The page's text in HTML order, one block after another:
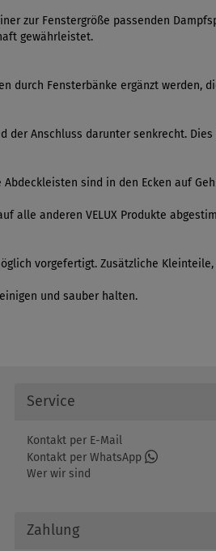
zur Fenstergröße passenden
gewährleistet.
durch Fensterbänke ergänzt werden,
der Anschluss darunter senkrecht.
sind in den Ecken auf
alle anderen VELUX Produkte
vorgefertigt. Zusätzliche
und sauber halten.
Service
Kontakt per E-Mail
Kontakt per WhatsApp
Wer wir sind
Zahlung